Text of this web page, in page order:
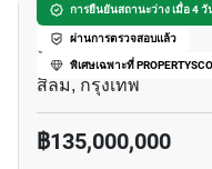
การยืนยันสถานะว่าง เมื่อ 4
ผ่านการตรวจสอบแล้ว
พิเศษเฉพาะที่
เดอะ ริทซ์-คาร์ลตั
แบง ค๊อก
สีลม, กรุงเทพ
฿135,000,000